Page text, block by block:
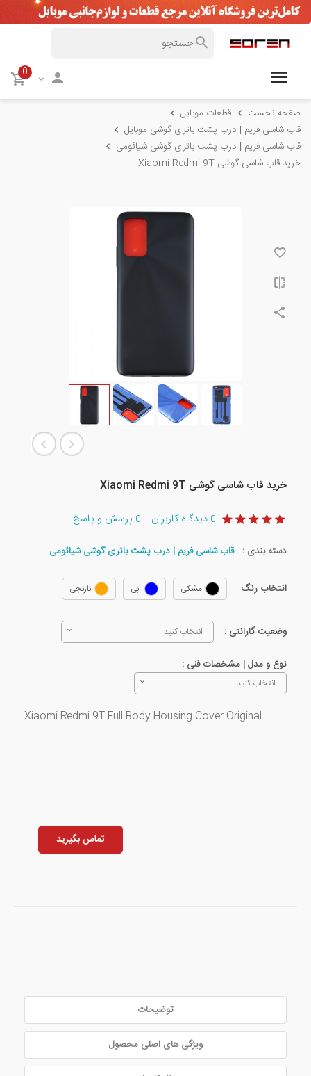
0
صفحه نخست
قطعات موبایل
قاب شاسی فریم | درب پشت باتری گوشی موبایل
قاب شاسی فریم | درب پشت باتری گوشی شیائومی
خرید قاب شاسی گوشی Xiaomi Redmi 9T
خرید قاب شاسی گوشی Xiaomi Redmi 9T
0 دیدگاه کاربران 0 پرسش و پاسخ
دسته بندی : قاب شاسی فریم | درب پشت باتری گوشی شیائومی
انتخاب رنگ مشکی آبی نارنجی
وضعیت گارانتی : انتخاب کنید
نوع و مدل | مشخصات فنی :
انتخاب کنید
Xiaomi Redmi 9T Full Body Housing Cover Original
تماس بگیرید
توضیحات
ویژگی های اصلی محصول